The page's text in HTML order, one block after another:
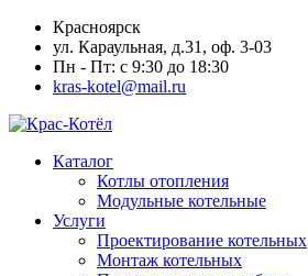
Красноярск
ул. Караульная, д.31, оф. 3-03
Пн - Пт: с 9:30 до 18:30
kras-kotel@mail.ru
Каталог
Котлы отопления
Модульные котельные
Услуги
Проектирование котельных
Монтаж котельных